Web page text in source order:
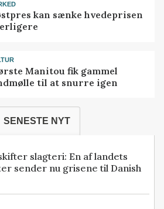
kan sænke hvedeprisen
Manitou fik gammel
til at snurre igen
SENESTE NYT
slagteri: En af landets
sender nu grisene til Danish